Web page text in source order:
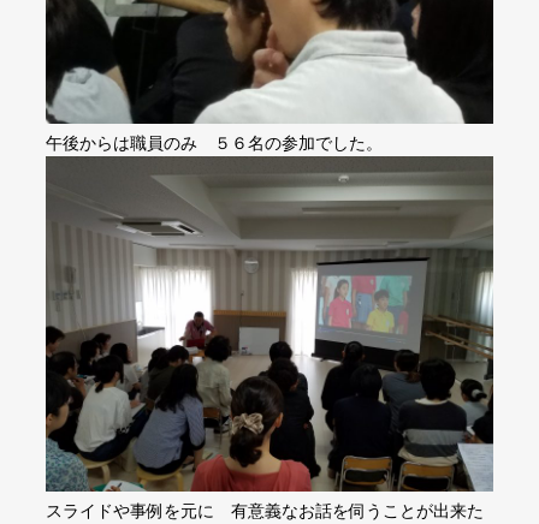
午後からは職員のみ ５６名の参加でした。
スライドや事例を元に 有意義なお話を伺うことが出来た